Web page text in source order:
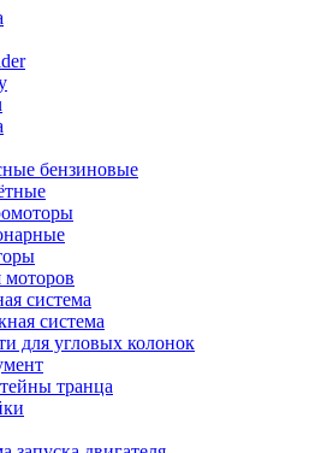
бензиновые
моторов
система
система
для угловых колонок
транца